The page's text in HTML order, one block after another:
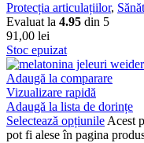
Protecția articulațiilor,
Evaluat la 4.95 din 5
91,00 lei
Stoc epuizat
Adaugă la comparare
Vizualizare rapidă
Adaugă la lista de dorințe
Selectează opțiunile Acest
pot fi alese în pagina